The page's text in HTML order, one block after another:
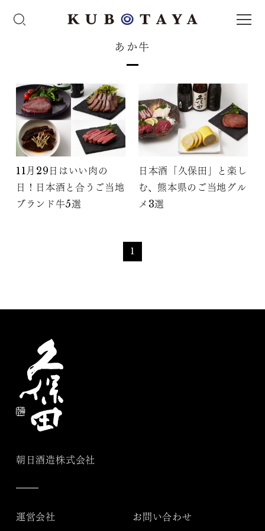
あか牛
11月29日はいい肉の
日！日本酒と合うご当地
ブランド牛5選
日本酒「久保田」と楽し
む、熊本県のご当地グル
メ3選
1
朝日酒造株式会社
運営会社 お問い合わせ